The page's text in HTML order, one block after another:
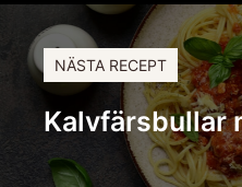
NÄSTA RECEPT
Kalvfärsbullar